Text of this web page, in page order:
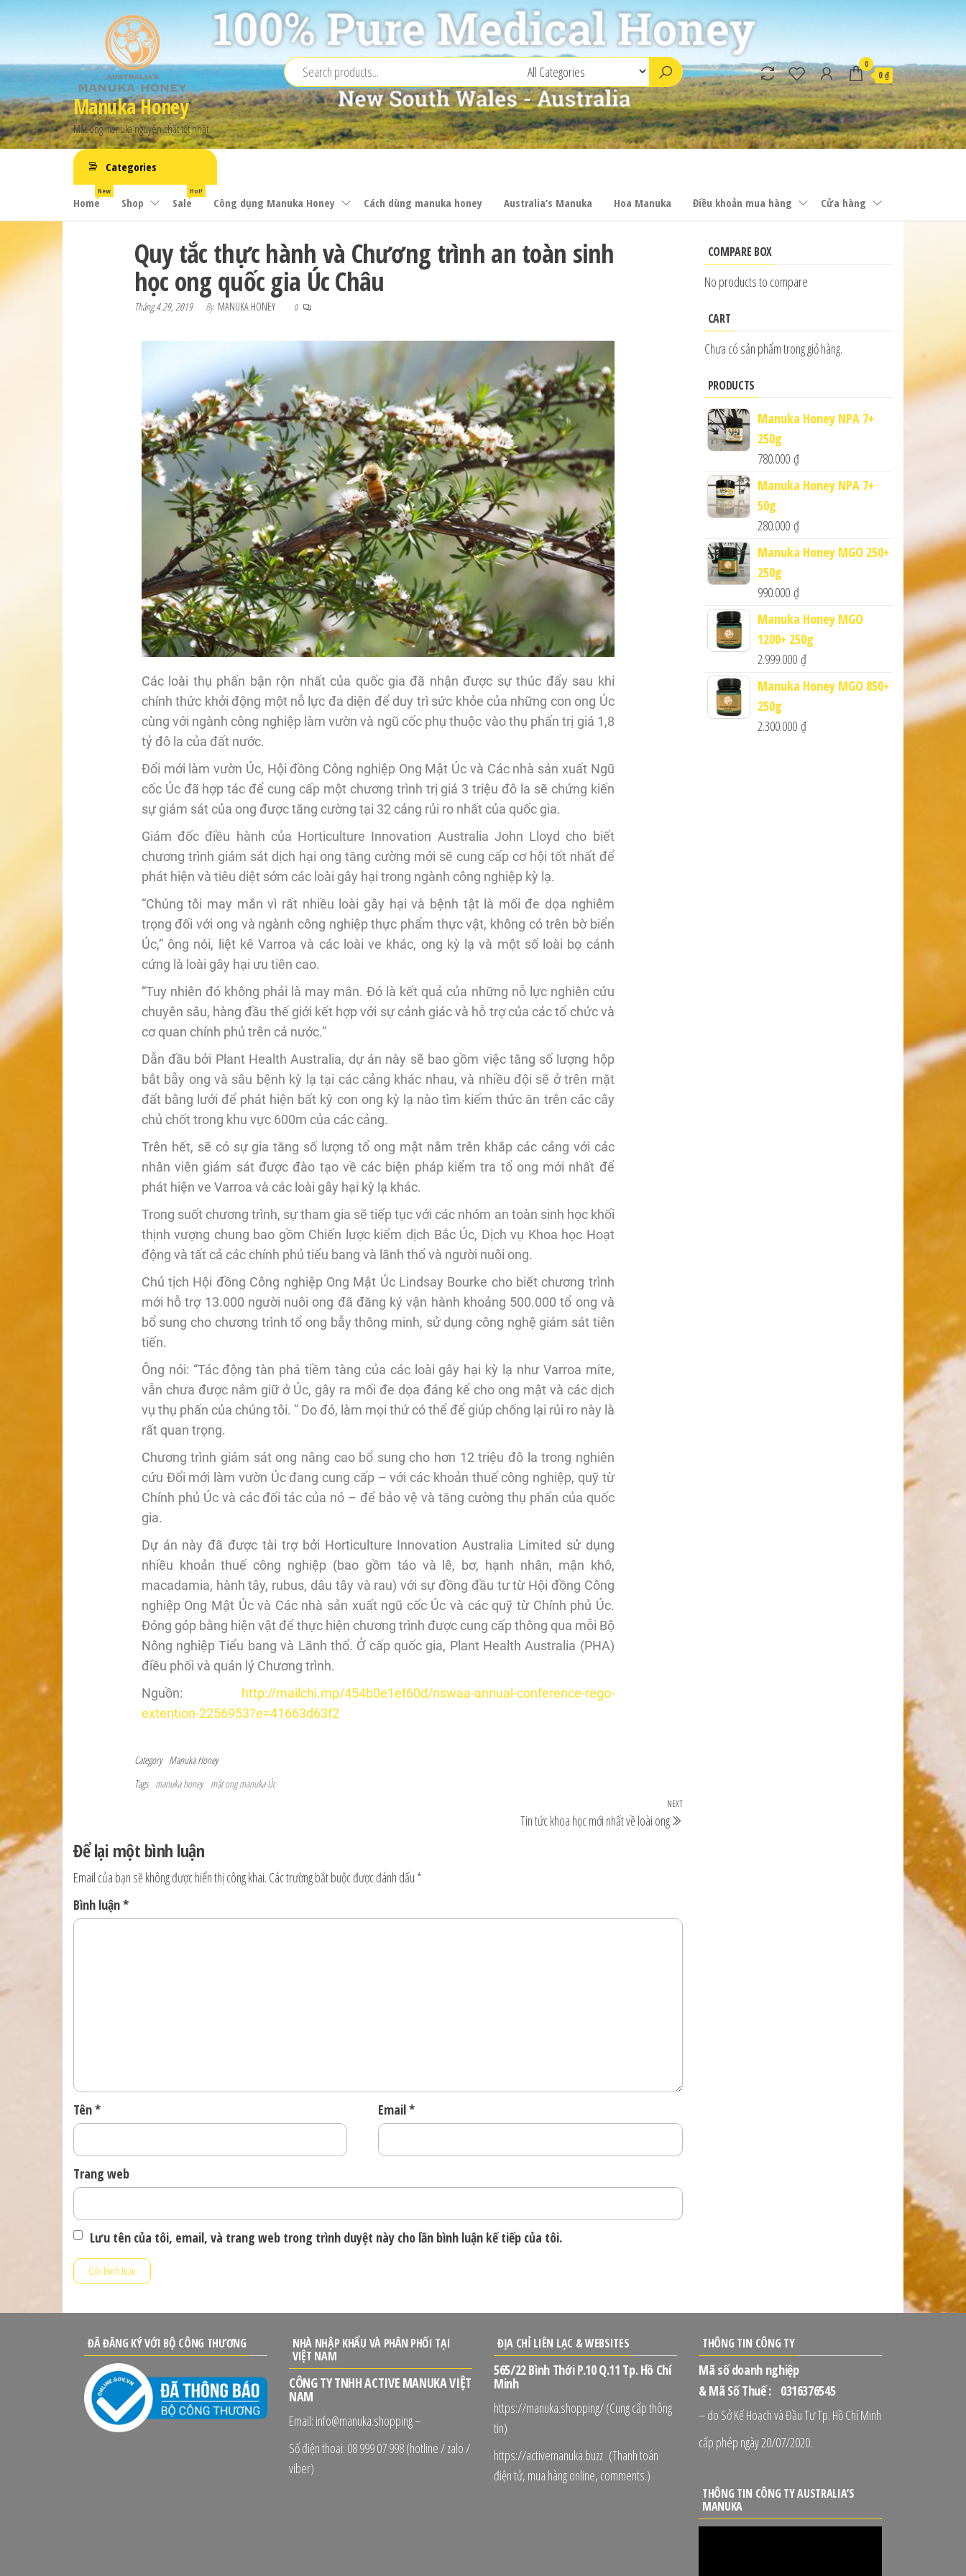
Manuka Honey
Mật ong manuka nguyên chất tốt nhất
0
0 ₫
Categories
Home
New
Shop Sale
Hot!
Công dụng Manuka Honey Cách dùng manuka honey Australia’s Manuka Hoa Manuka Điều khoản mua hàng Cửa hàng
Quy tắc thực hành và Chương trình an toàn sinh
học ong quốc gia Úc Châu
Tháng 4 29, 2019 By MANUKA HONEY 0
Các loài thụ phấn bận rộn nhất của quốc gia đã nhận được sự thúc đẩy sau khi
chính thức khởi động một nỗ lực đa diện để duy trì sức khỏe của những con ong Úc
cùng với ngành công nghiệp làm vườn và ngũ cốc phụ thuộc vào thụ phấn trị giá 1,8
tỷ đô la của đất nước.
Đổi mới làm vườn Úc, Hội đồng Công nghiệp Ong Mật Úc và Các nhà sản xuất Ngũ
cốc Úc đã hợp tác để cung cấp một chương trình trị giá 3 triệu đô la sẽ chứng kiến
sự giám sát của ong được tăng cường tại 32 cảng rủi ro nhất của quốc gia.
Giám đốc điều hành của Horticulture Innovation Australia John Lloyd cho biết
chương trình giám sát dịch hại ong tăng cường mới sẽ cung cấp cơ hội tốt nhất để
phát hiện và tiêu diệt sớm các loài gây hại trong ngành công nghiệp kỳ lạ.
“Chúng tôi may mắn vì rất nhiều loài gây hại và bệnh tật là mối đe dọa nghiêm
trọng đối với ong và ngành công nghiệp thực phẩm thực vật, không có trên bờ biển
Úc,” ông nói, liệt kê Varroa và các loài ve khác, ong kỳ lạ và một số loài bọ cánh
cứng là loài gây hại ưu tiên cao.
“Tuy nhiên đó không phải là may mắn. Đó là kết quả của những nỗ lực nghiên cứu
chuyên sâu, hàng đầu thế giới kết hợp với sự cảnh giác và hỗ trợ của các tổ chức và
cơ quan chính phủ trên cả nước.”
Dẫn đầu bởi Plant Health Australia, dự án này sẽ bao gồm việc tăng số lượng hộp
bắt bẫy ong và sâu bệnh kỳ lạ tại các cảng khác nhau, và nhiều đội sẽ ở trên mặt
đất bằng lưới để phát hiện bất kỳ con ong kỳ lạ nào tìm kiếm thức ăn trên các cây
chủ chốt trong khu vực 600m của các cảng.
Trên hết, sẽ có sự gia tăng số lượng tổ ong mật nằm trên khắp các cảng với các
nhân viên giám sát được đào tạo về các biện pháp kiểm tra tổ ong mới nhất để
phát hiện ve Varroa và các loài gây hại kỳ lạ khác.
Trong suốt chương trình, sự tham gia sẽ tiếp tục với các nhóm an toàn sinh học khối
thịnh vượng chung bao gồm Chiến lược kiểm dịch Bắc Úc, Dịch vụ Khoa học Hoạt
động và tất cả các chính phủ tiểu bang và lãnh thổ và người nuôi ong.
Chủ tịch Hội đồng Công nghiệp Ong Mật Úc Lindsay Bourke cho biết chương trình
mới hỗ trợ 13.000 người nuôi ong đã đăng ký vận hành khoảng 500.000 tổ ong và
bổ sung cho chương trình tổ ong bẫy thông minh, sử dụng công nghệ giám sát tiên
tiến.
Ông nói: “Tác động tàn phá tiềm tàng của các loài gây hại kỳ lạ như Varroa mite,
vẫn chưa được nắm giữ ở Úc, gây ra mối đe dọa đáng kể cho ong mật và các dịch
vụ thụ phấn của chúng tôi. ” Do đó, làm mọi thứ có thể để giúp chống lại rủi ro này là
rất quan trọng.
Chương trình giám sát ong nâng cao bổ sung cho hơn 12 triệu đô la trong nghiên
cứu Đổi mới làm vườn Úc đang cung cấp – với các khoản thuế công nghiệp, quỹ từ
Chính phủ Úc và các đối tác của nó – để bảo vệ và tăng cường thụ phấn của quốc
gia.
Dự án này đã được tài trợ bởi Horticulture Innovation Australia Limited sử dụng
nhiều khoản thuế công nghiệp (bao gồm táo và lê, bơ, hạnh nhân, mận khô,
macadamia, hành tây, rubus, dâu tây và rau) với sự đồng đầu tư từ Hội đồng Công
nghiệp Ong Mật Úc và Các nhà sản xuất ngũ cốc Úc và các quỹ từ Chính phủ Úc.
Đóng góp bằng hiện vật để thực hiện chương trình được cung cấp thông qua mỗi Bộ
Nông nghiệp Tiểu bang và Lãnh thổ. Ở cấp quốc gia, Plant Health Australia (PHA)
điều phối và quản lý Chương trình.
Nguồn:
http://mailchi.mp/454b0e1ef60d/nswaa-annual-conference-rego-
extention-2256953?e=41663d63f2
Category Manuka Honey
Tags manuka honey mật ong manuka Úc
NEXT
Tin tức khoa học mới nhất về loài ong
Để lại một bình luận
Email của bạn sẽ không được hiển thị công khai. Các trường bắt buộc được đánh dấu *
Bình luận*
Tên* Email*
Trang web
Lưu tên của tôi, email, và trang web trong trình duyệt này cho lần bình luận kế tiếp của tôi.
COMPARE BOX
No products to compare
CART
Chưa có sản phẩm trong giỏ hàng.
PRODUCTS
Manuka Honey NPA 7+
250g
780.000 ₫
Manuka Honey NPA 7+
50g
280.000 ₫
Manuka Honey MGO 250+
250g
990.000 ₫
Manuka Honey MGO
1200+ 250g
2.999.000 ₫
Manuka Honey MGO 850+
250g
2.300.000 ₫
ĐÃ ĐĂNG KÝ VỚI BỘ CÔNG THƯƠNG
NHÀ NHẬP KHẨU VÀ PHÂN PHỐI TẠI
VIỆT NAM
CÔNG TY TNHH ACTIVE MANUKA VIỆT
NAM
Email: info@manuka.shopping –
Số điện thoại: 08 999 07 998 (hotline / zalo /
viber)
ĐỊA CHỈ LIÊN LẠC & WEBSITES
565/22 Bình Thới P.10 Q.11 Tp. Hồ Chí
Minh
https://manuka.shopping/ (Cung cấp thông
tin)
https://activemanuka.buzz (Thanh toán
điện tử, mua hàng online, comments.)
THÔNG TIN CÔNG TY
Mã số doanh nghiệp
& Mã Số Thuế : 0316376545
– do Sở Kế Hoạch và Đầu Tư Tp. Hồ Chí Minh
cấp phép ngày 20/07/2020.
THÔNG TIN CÔNG TY AUSTRALIA’S
MANUKA